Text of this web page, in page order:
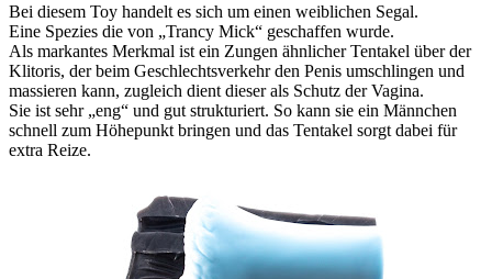
Bei diesem Toy handelt es sich um einen weiblichen Segal.
Eine Spezies die von „Trancy Mick“ geschaffen wurde.
Als markantes Merkmal ist ein Zungen ähnlicher Tentakel über der
Klitoris, der beim Geschlechtsverkehr den Penis umschlingen und
massieren kann, zugleich dient dieser als Schutz der Vagina.
Sie ist sehr „eng“ und gut strukturiert. So kann sie ein Männchen
schnell zum Höhepunkt bringen und das Tentakel sorgt dabei für
extra Reize.